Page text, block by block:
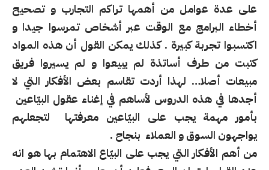
على عدة عوامل من أهمها تراكم التجارب و تصحيح
أخطاء البرامج مع الوقت عبر أشخاص تمرسوا جيدا و
اكتسبوا تجربة كبيرة . كذلك يمكن القول أن هذه المواد
كتبت من طرف أساتذة لم يبيعوا و لم يسيروا فريق
مبيعات أصلا… لهذا أردت تقاسم بعض الأفكار التي لا
أجدها في هذه الدروس لأساهم في إغناء عقول البيّاعين
بأمور مهمة يجب على البيّاعين معرفتها لتجعلهم
يواجهون السوق و العملاء بنجاح .
من أهم الأفكار التي يجب على البيّاع الاهتمام بها هو انه